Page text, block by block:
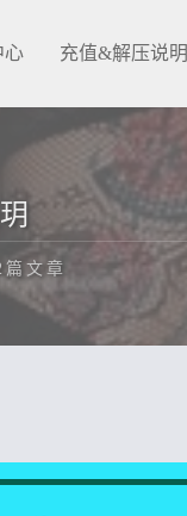
心 充值&解压说明
篇文章